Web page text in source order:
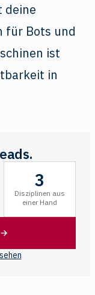
deine
für Bots und
ist
in
3
Disziplinen aus
einer Hand
→